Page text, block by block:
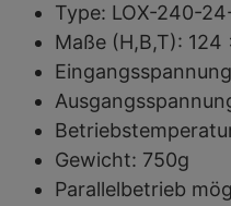
Type: LOX-240-
Maße (H,B,T): 124
Gewicht: 750g
Parallelbetrieb